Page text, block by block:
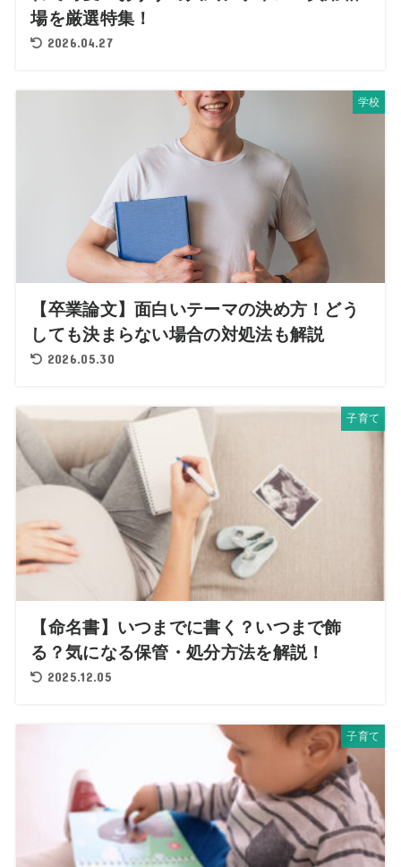
場を厳選特集！
2026.04.27
学校
【卒業論文】面白いテーマの決め方！どう
しても決まらない場合の対処法も解説
2026.05.30
子育て
【命名書】いつまでに書く？いつまで飾
る？気になる保管・処分方法を解説！
2025.12.05
子育て